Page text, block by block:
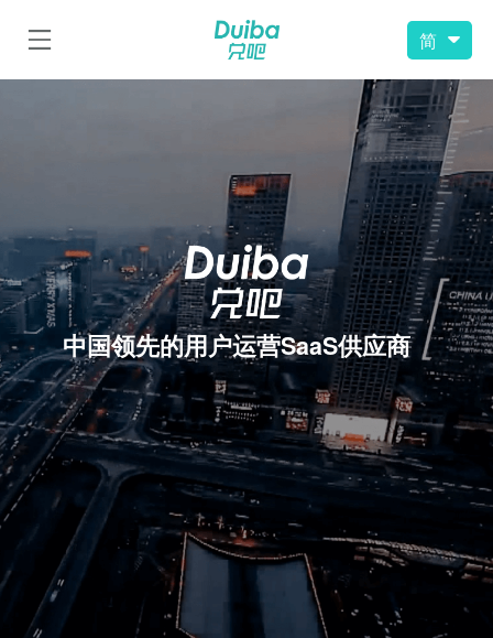
简
中国领先的用户运营SaaS供应商